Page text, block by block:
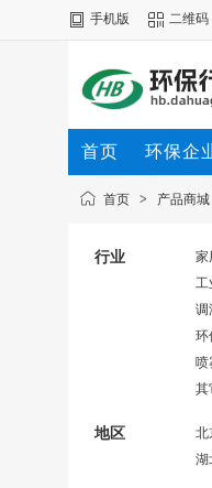
手机版 二维码
首页 环保企
首页 > 产品商城
行业 家
工
调
环
喷
其
地区 北
湖